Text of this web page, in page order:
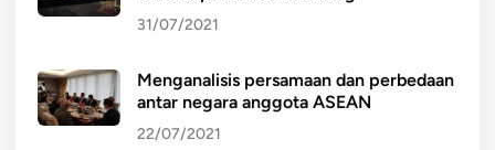
31/07/2021
Menganalisis persamaan dan perbedaan
antar negara anggota ASEAN
22/07/2021